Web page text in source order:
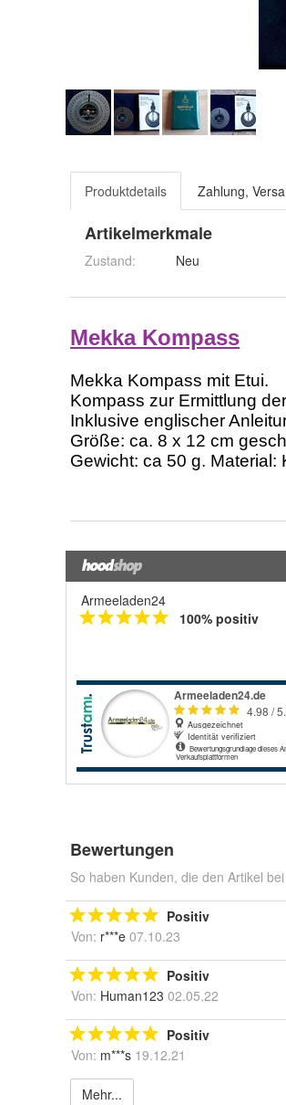
Produktdetails Zahlung,
Artikelmerkmale
Zustand: Neu
Armeeladen24
100% positiv
Bewertungen
So haben Kunden, die den Artikel
Positiv
Von: r***e 07.10.23
Positiv
Von: Human123 02.05.22
Positiv
Von: m***s 19.12.21
Mehr...